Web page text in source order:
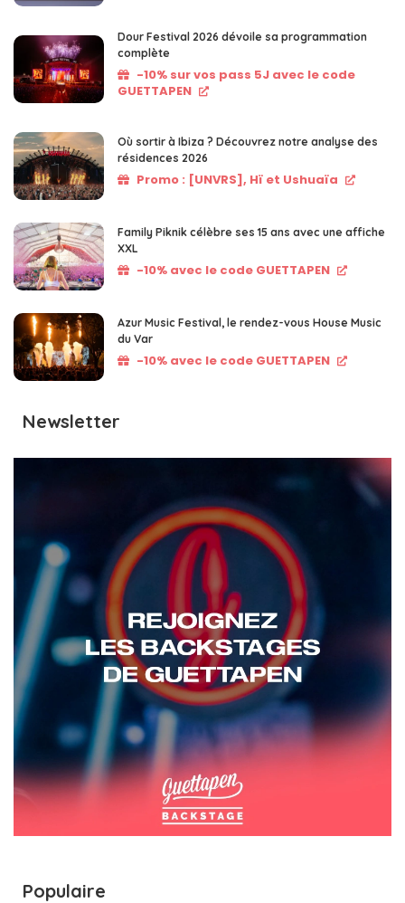
Dour Festival 2026 dévoile sa programmation
complète
-10% sur vos pass 5J avec le code
GUETTAPEN
Où sortir à Ibiza ? Découvrez notre analyse des
résidences 2026
Promo : [UNVRS], Hï et Ushuaïa
Family Piknik célèbre ses 15 ans avec une affiche
XXL
-10% avec le code GUETTAPEN
Azur Music Festival, le rendez-vous House Music
du Var
-10% avec le code GUETTAPEN
Newsletter
Populaire